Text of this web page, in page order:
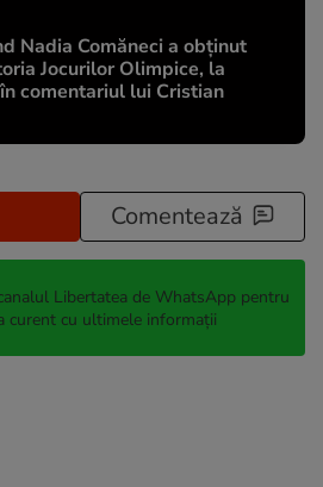
Nadia Comăneci a obţinut
Jocurilor Olimpice, la
comentariul lui Cristian
Comentează
Libertatea de WhatsApp pentru
curent cu ultimele informații